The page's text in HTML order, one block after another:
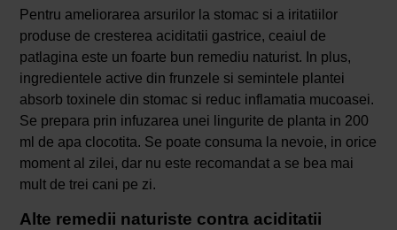
Pentru ameliorarea arsurilor la stomac si a iritatiilor
produse de cresterea aciditatii gastrice, ceaiul de
patlagina este un foarte bun remediu naturist. In plus,
ingredientele active din frunzele si semintele plantei
absorb toxinele din stomac si reduc inflamatia mucoasei.
Se prepara prin infuzarea unei lingurite de planta in 200
ml de apa clocotita. Se poate consuma la nevoie, in orice
moment al zilei, dar nu este recomandat a se bea mai
mult de trei cani pe zi.
Alte remedii naturiste contra aciditatii